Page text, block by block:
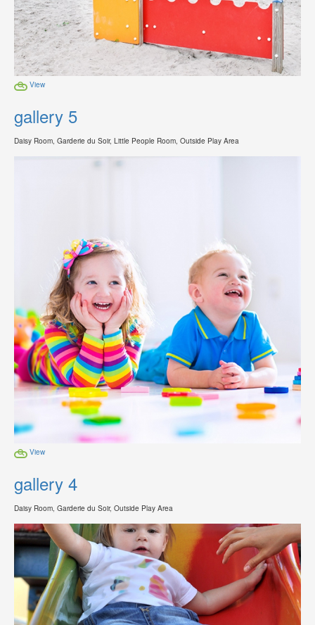
View
gallery 5
Daisy Room, Garderie du Soir, Little People Room, Outside Play Area
View
gallery 4
Daisy Room, Garderie du Soir, Outside Play Area